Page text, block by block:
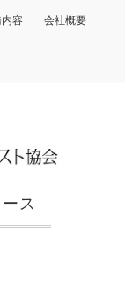
容 会社概要
ス